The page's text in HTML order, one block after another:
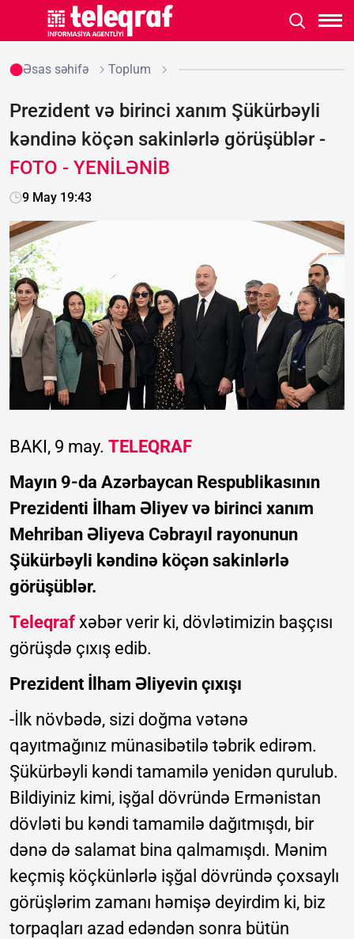
Əsas səhifə Toplum
Prezident və birinci xanım Şükürbəyli
kəndinə köçən sakinlərlə görüşüblər -
FOTO - YENİLƏNİB
9 May 19:43
BAKI, 9 may. TELEQRAF
Mayın 9-da Azərbaycan Respublikasının
Prezidenti İlham Əliyev və birinci xanım
Mehriban Əliyeva Cəbrayıl rayonunun
Şükürbəyli kəndinə köçən sakinlərlə
görüşüblər.
Teleqraf xəbər verir ki, dövlətimizin başçısı
görüşdə çıxış edib.
Prezident İlham Əliyevin çıxışı
-İlk növbədə, sizi doğma vətənə
qayıtmağınız münasibətilə təbrik edirəm.
Şükürbəyli kəndi tamamilə yenidən qurulub.
Bildiyiniz kimi, işğal dövründə Ermənistan
dövləti bu kəndi tamamilə dağıtmışdı, bir
dənə də salamat bina qalmamışdı. Mənim
keçmiş köçkünlərlə işğal dövründə çoxsaylı
görüşlərim zamanı həmişə deyirdim ki, biz
torpaqları azad edəndən sonra bütün